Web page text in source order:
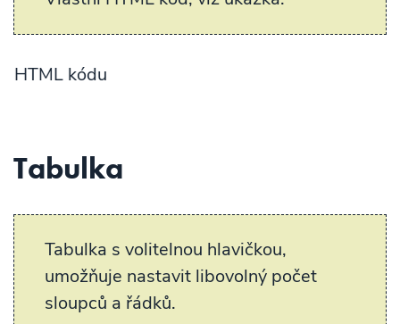
Tabulka
Tabulka s volitelnou hlavičkou,
umožňuje nastavit libovolný počet
sloupců a řádků.